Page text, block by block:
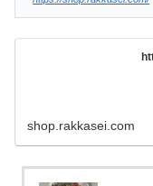
shop.rakkasei.com